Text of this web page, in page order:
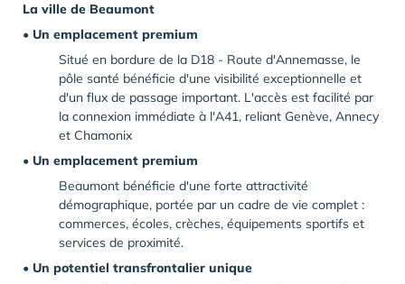
La ville de Beaumont
• Un emplacement premium
Situé en bordure de la D18 - Route d'Annemasse, le
pôle santé bénéficie d'une visibilité exceptionnelle et
d'un flux de passage important. L'accès est facilité par
la connexion immédiate à l'A41, reliant Genève, Annecy
et Chamonix
• Un emplacement premium
Beaumont bénéficie d'une forte attractivité
démographique, portée par un cadre de vie complet :
commerces, écoles, crèches, équipements sportifs et
services de proximité.
• Un potentiel transfrontalier unique